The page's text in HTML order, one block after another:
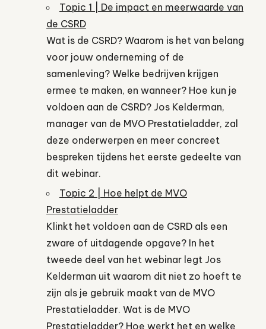
Topic 1 | De impact en meerwaarde van
de CSRD
Wat is de CSRD? Waarom is het van belang
voor jouw onderneming of de
samenleving? Welke bedrijven krijgen
ermee te maken, en wanneer? Hoe kun je
voldoen aan de CSRD? Jos Kelderman,
manager van de MVO Prestatieladder, zal
deze onderwerpen en meer concreet
bespreken tijdens het eerste gedeelte van
dit webinar.
Topic 2 | Hoe helpt de MVO
Prestatieladder
Klinkt het voldoen aan de CSRD als een
zware of uitdagende opgave? In het
tweede deel van het webinar legt Jos
Kelderman uit waarom dit niet zo hoeft te
zijn als je gebruik maakt van de MVO
Prestatieladder. Wat is de MVO
Prestatieladder? Hoe werkt het en welke